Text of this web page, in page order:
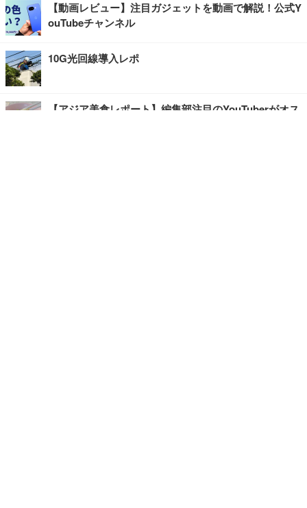
【動画レビュー】注目ガジェットを動画で解説！公式Y
ouTubeチャンネル
10G光回線導入レポ
【アジア美食レポート】編集部注目のYouTuberがオス